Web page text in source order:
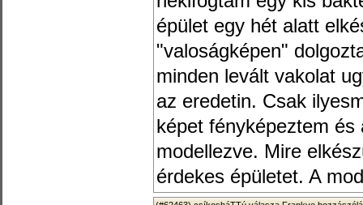
épület egy hét alatt
"valoságképen"
minden levált vakolat
az eredetin. Csak
képet fényképeztem
modellezve. Mire
érdekes épületet. A